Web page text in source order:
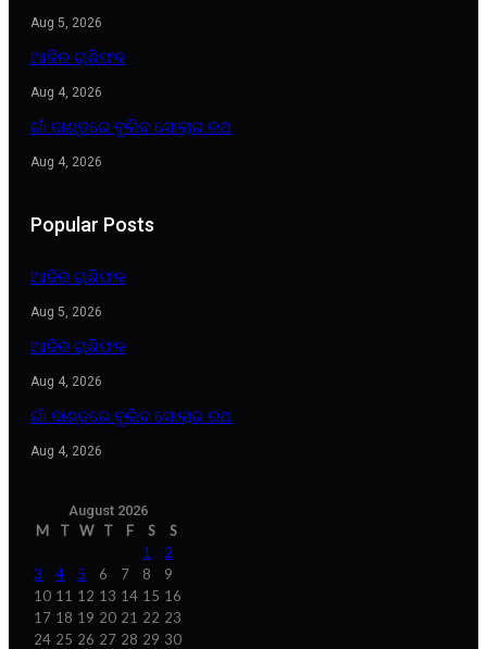
Aug 5, 2026
ଆଜିର ରାଶିଫଳ
Aug 4, 2026
ଗାଁ ଦାଣ୍ଡରେ ବୁଲିବ ସୋଲାର ରଥ
Aug 4, 2026
Popular Posts
ଆଜିର ରାଶିଫଳ
Aug 5, 2026
ଆଜିର ରାଶିଫଳ
Aug 4, 2026
ଗାଁ ଦାଣ୍ଡରେ ବୁଲିବ ସୋଲାର ରଥ
Aug 4, 2026
August 2026
M T W T F S
S
1
2
3
4 5 6 7 8
9
10 11 12 13 14 15 16
17 18 19 20 21 22 23
24 25 26 27 28 29 30